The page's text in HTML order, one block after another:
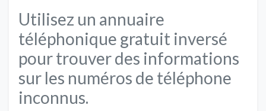
Utilisez un annuaire
téléphonique gratuit inversé
pour trouver des informations
sur les numéros de téléphone
inconnus.